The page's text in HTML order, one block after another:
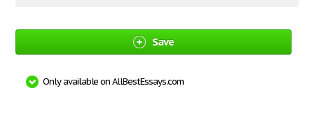
Save
Only available on AllBestEssays.com